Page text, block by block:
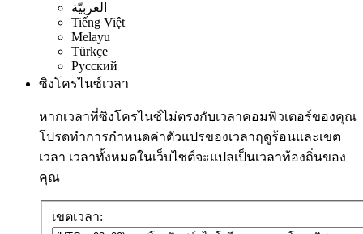
العربيّة
Tiếng Việt
Melayu
Türkçe
Русский
ซิงโครไนซ์เวลา
หากเวลาที่ซิงโครไนซ์ไม่ตรงกับเวลาคอมพิวเตอร์ของคุณ
โปรดทำการกำหนดค่าตัวแปรของเวลาฤดูร้อนและเขต
เวลา เวลาทั้งหมดในเว็บไซต์จะแปลเป็นเวลาท้องถิ่นของ
คุณ
เขตเวลา: